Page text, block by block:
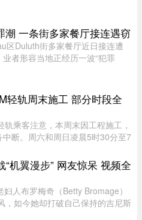
潮 一条街多家餐厅接连遇窃
区Duluth街多家餐厅近日接连遭
者形容当地正经历一波“犯罪
修费用约7000 ...
轻轨周末施工 部分时段全
轨乘客注意，本周末因工程施工，
断。周六和周日凌晨5时30分至7
停运时间将持续至上午10时。
巴士连接受影响 ...
“机翼漫步” 网友惊呆 视频全
人布罗梅奇（Betty Bromage）
，如今她却打破自己保持的吉尼斯